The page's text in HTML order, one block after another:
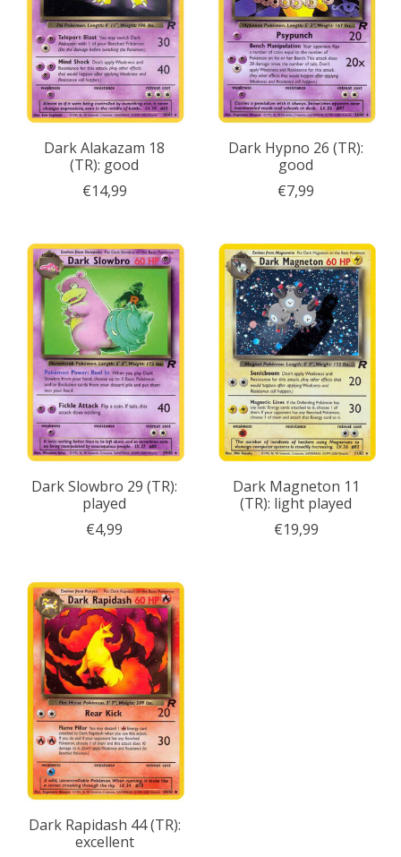
Dark Alakazam 18
(TR): good
€14,99
Dark Hypno 26 (TR):
good
€7,99
Dark Slowbro 29 (TR):
played
€4,99
Dark Magneton 11
(TR): light played
€19,99
Dark Rapidash 44 (TR):
excellent